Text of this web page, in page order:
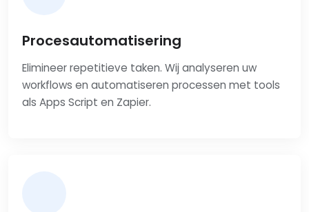
Procesautomatisering
Elimineer repetitieve taken. Wij analyseren uw
workflows en automatiseren processen met tools
als Apps Script en Zapier.